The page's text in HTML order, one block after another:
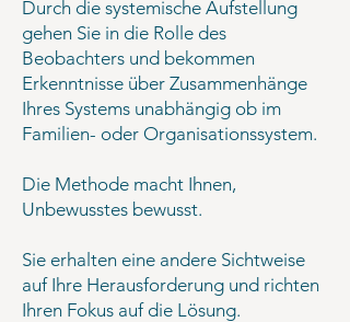
Durch die systemische Aufstellung
gehen Sie in die Rolle des
Beobachters und bekommen
Erkenntnisse über Zusammenhänge
Ihres Systems unabhängig ob im
Familien- oder Organisationssystem.
Die Methode macht Ihnen,
Unbewusstes bewusst.
Sie erhalten eine andere Sichtweise
auf Ihre Herausforderung und richten
Ihren Fokus auf die Lösung.